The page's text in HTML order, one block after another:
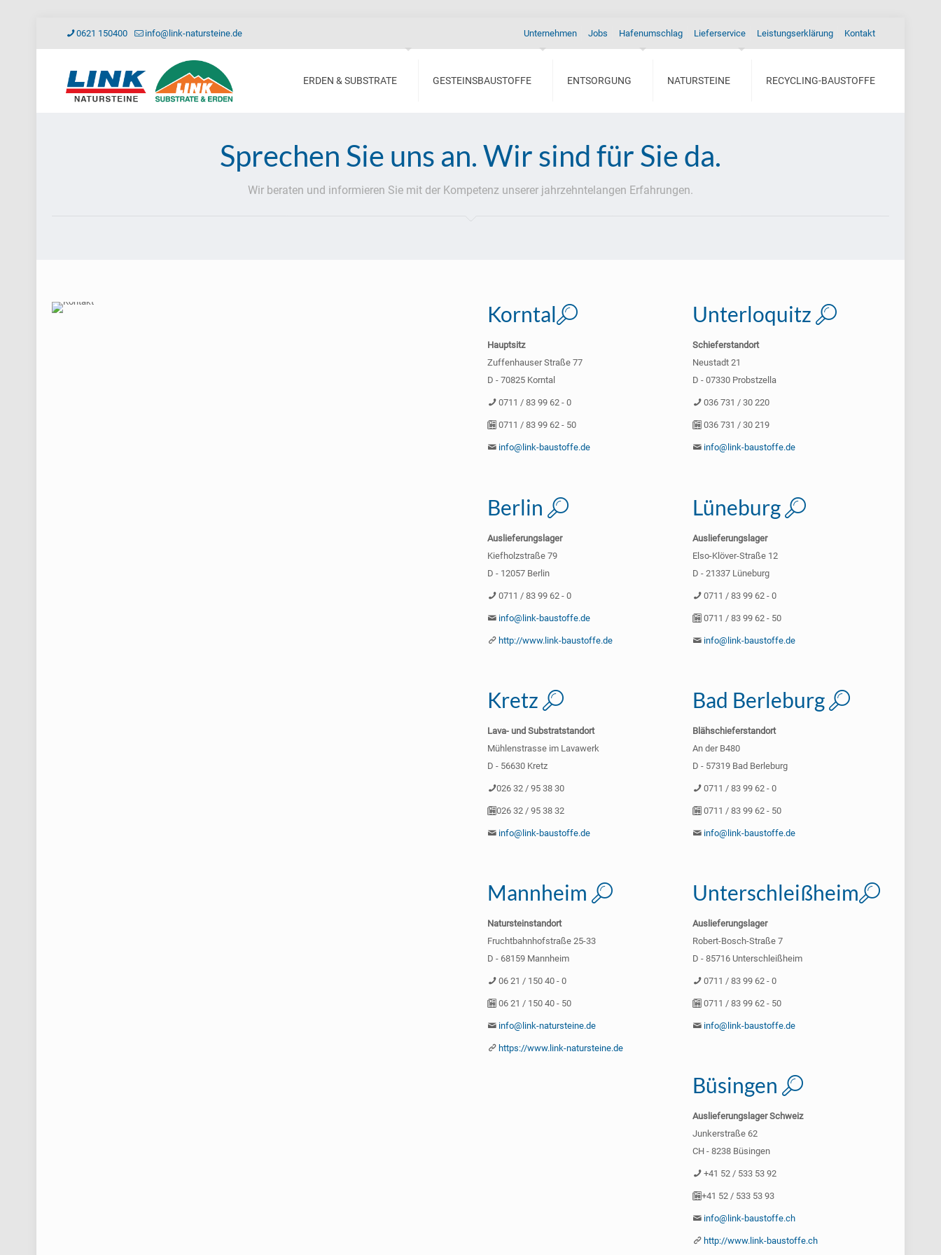
0621 150400 info@link-natursteine.de Unternehmen Jobs Hafenumschlag Lieferservice Leistungserklärung Kontakt
ERDEN & SUBSTRATE GESTEINSBAUSTOFFE ENTSORGUNG NATURSTEINE RECYCLING-BAUSTOFFE
Sprechen Sie uns an. Wir sind für Sie da.
Wir beraten und informieren Sie mit der Kompetenz unserer jahrzehntelangen Erfahrungen.
Korntal
Hauptsitz
Zuffenhauser Straße 77
D - 70825 Korntal
0711 / 83 99 62 - 0
0711 / 83 99 62 - 50
info@link-baustoffe.de
Unterloquitz
Schieferstandort
Neustadt 21
D - 07330 Probstzella
036 731 / 30 220
036 731 / 30 219
info@link-baustoffe.de
Berlin
Auslieferungslager
Kiefholzstraße 79
D - 12057 Berlin
0711 / 83 99 62 - 0
info@link-baustoffe.de
http://www.link-baustoffe.de
Lüneburg
Auslieferungslager
Elso-Klöver-Straße 12
D - 21337 Lüneburg
0711 / 83 99 62 - 0
0711 / 83 99 62 - 50
info@link-baustoffe.de
Kretz
Lava- und Substratstandort
Mühlenstrasse im Lavawerk
D - 56630 Kretz
026 32 / 95 38 30
026 32 / 95 38 32
info@link-baustoffe.de
Bad Berleburg
Blähschieferstandort
An der B480
D - 57319 Bad Berleburg
0711 / 83 99 62 - 0
0711 / 83 99 62 - 50
info@link-baustoffe.de
Mannheim
Natursteinstandort
Fruchtbahnhofstraße 25-33
D - 68159 Mannheim
06 21 / 150 40 - 0
06 21 / 150 40 - 50
info@link-natursteine.de
https://www.link-natursteine.de
Unterschleißheim
Auslieferungslager
Robert-Bosch-Straße 7
D - 85716 Unterschleißheim
0711 / 83 99 62 - 0
0711 / 83 99 62 - 50
info@link-baustoffe.de
Büsingen
Auslieferungslager Schweiz
Junkerstraße 62
CH - 8238 Büsingen
+41 52 / 533 53 92
+41 52 / 533 53 93
info@link-baustoffe.ch
http://www.link-baustoffe.ch